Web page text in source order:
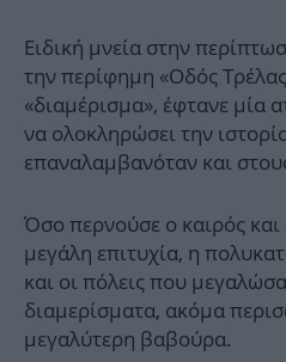
Ειδική μνεία στην
την περίφημη «Οδός
«διαμέρισμα», έφτανε μία
να ολοκληρώσει την
επαναλαμβανόταν και
Όσο περνούσε ο καιρός
μεγάλη επιτυχία, η
και οι πόλεις που
διαμερίσματα, ακόμα
μεγαλύτερη βαβούρα.